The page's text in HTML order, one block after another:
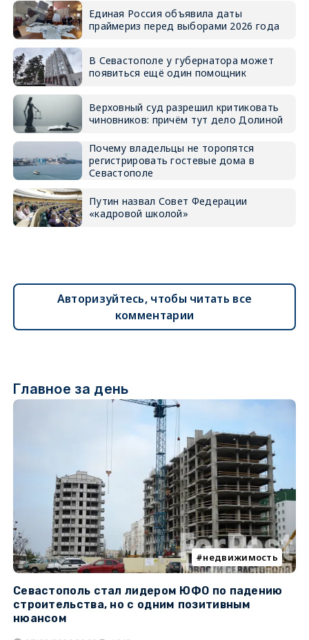
Единая Россия объявила даты
праймериз перед выборами 2026 года
В Севастополе у губернатора может
появиться ещё один помощник
Верховный суд разрешил критиковать
чиновников: причём тут дело Долиной
Почему владельцы не торопятся
регистрировать гостевые дома в
Севастополе
Путин назвал Совет Федерации
«кадровой школой»
Авторизуйтесь, чтобы читать все
комментарии
Главное за день
недвижимость
Севастополь стал лидером ЮФО по падению
строительства, но с одним позитивным
нюансом